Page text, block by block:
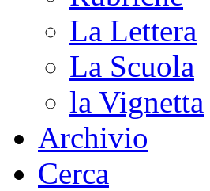
La Lettera
La Scuola
la Vignetta
Archivio
Cerca